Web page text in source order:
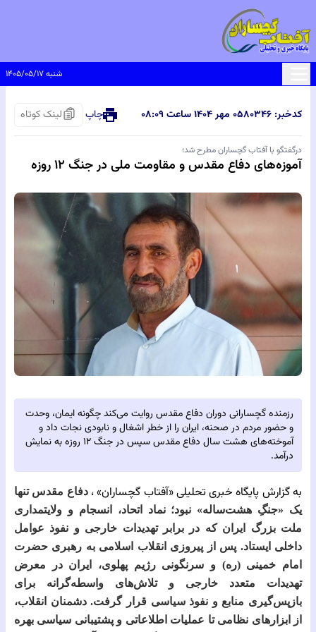
شنبه ۱۴۰۵/۰۵/۱۷
کدخبر: ۸۰۳۴۶ ۰۵ مهر ۱۴۰۴ ساعت ۰۸:۰۹ چاپ لینک کوتاه
درگفتگو با آفتاب گچساران مطرح شد؛
آموزه‌های دفاع مقدس و مقاومت ملی در جنگ ۱۲ روزه
رزمنده گچسارانی دوران دفاع مقدس روایت می‌کند چگونه ایمان، وحدت
و حضور مردم در صحنه، ایران را از خطر اشغال و نابودی نجات داد و
آموخته‌های هشت سال دفاع مقدس سپس در جنگ ۱۲ روزه به نمایش
درآمد.
به گزارش پایگاه خبری تحلیلی‌«آفتاب گچساران» ، دفاع مقدس تنها
یک «جنگِ هشت‌ساله» نبود؛ نماد اتحاد، انسجام و ولایتمداری
ملت بزرگ ایران که در برابر تهدیدات خارجی و نفوذ عوامل
داخلی ایستاد. پس از پیروزی انقلاب اسلامی به رهبری حضرت
امام خمینی (ره) و سرنگونی رژیم پهلوی، ایران در معرض
تهدیدات متعدد خارجی و تلاش‌های واسطه‌گرانه برای
بازپس‌گیری منابع و نفوذ سیاسی قرار گرفت. دشمنان انقلاب،
از ابزارهای نظامی تا عملیات اطلاعاتی و پشتیبانی سیاسی بهره